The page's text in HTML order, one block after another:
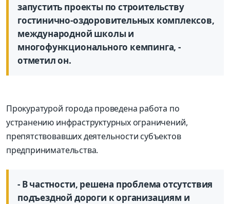
запустить проекты по строительству
гостинично-оздоровительных комплексов,
международной школы и
многофункционального кемпинга, -
отметил он.
Прокуратурой города проведена работа по
устранению инфраструктурных ограничений,
препятствовавших деятельности субъектов
предпринимательства.
- В частности, решена проблема отсутствия
подъездной дороги к организациям и